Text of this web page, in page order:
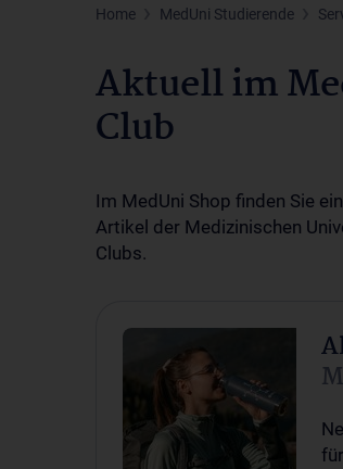
Home MedUni Studierende
Aktuell im
Club
Im MedUni Shop finden Sie
Artikel der Medizinischen
Clubs.